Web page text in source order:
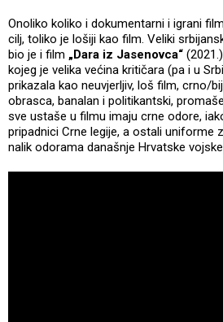
Onoliko koliko i dokumentarni i igrani
cilj, toliko je lošiji kao film. Veliki
bio je i film „Dara iz Jasenovca“
kojeg je velika većina kritičara (pa i u
prikazala kao neuvjerljiv, loš film, crno/
obrasca, banalan i politikantski,
sve ustaše u filmu imaju crne odore,
pripadnici Crne legije, a ostali uniforme
nalik odorama današnje Hrvatske